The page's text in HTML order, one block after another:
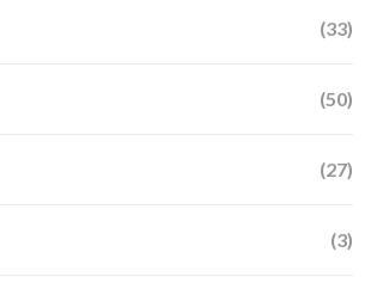
(33)
(50)
(27)
(3)